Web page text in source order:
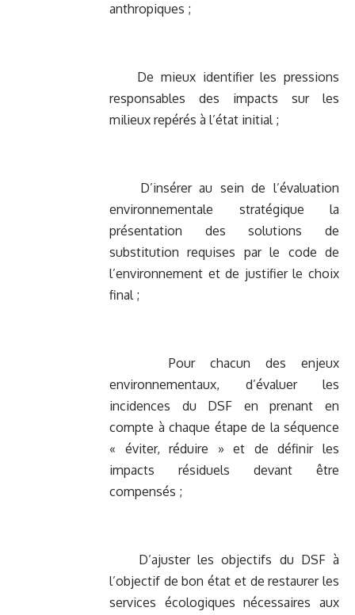
anthropiques ;
De mieux identifier les pressions
responsables des impacts sur les
milieux repérés à l’état initial ;
D’insérer au sein de l’évaluation
environnementale stratégique la
présentation des solutions de
substitution requises par le code de
l’environnement et de justifier le choix
final ;
Pour chacun des enjeux
environnementaux, d’évaluer les
incidences du DSF en prenant en
compte à chaque étape de la séquence
« éviter, réduire » et de définir les
impacts résiduels devant être
compensés ;
D’ajuster les objectifs du DSF à
l’objectif de bon état et de restaurer les
services écologiques nécessaires aux